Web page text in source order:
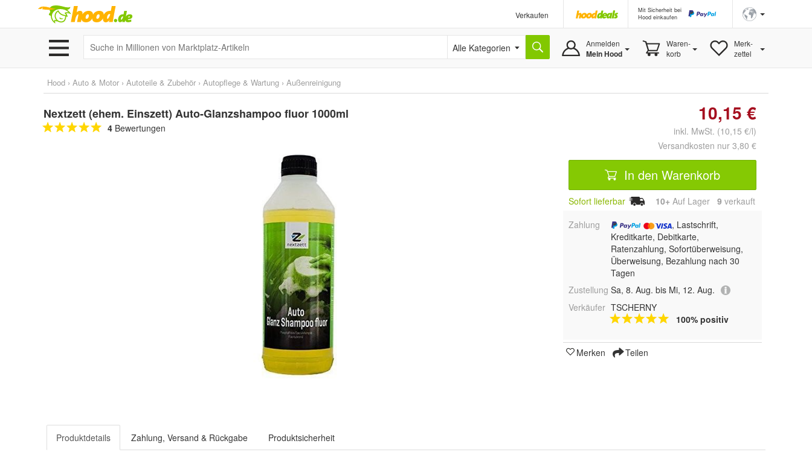
Verkaufen
Mit Sicherheit bei
Hood einkaufen
Alle Kategorien Anmelden
Mein Hood
Waren-
korb
Merk-
zettel
Hood › Auto & Motor › Autoteile & Zubehör › Autopflege & Wartung › Außenreinigung
Nextzett (ehem. Einszett) Auto-Glanzshampoo fluor 1000ml
4 Bewertungen
10,15 €
inkl. MwSt. (10,15 €/l)
Versandkosten nur 3,80 €
In den Warenkorb
Sofort lieferbar 10+ Auf Lager 9 verkauft
Zahlung
, Lastschrift,
Kreditkarte, Debitkarte,
Ratenzahlung, Sofortüberweisung,
Überweisung, Bezahlung nach 30
Tagen
Zustellung Sa, 8. Aug. bis Mi, 12. Aug.
Verkäufer TSCHERNY
100% positiv
Merken Teilen
Produktdetails Zahlung, Versand & Rückgabe Produktsicherheit